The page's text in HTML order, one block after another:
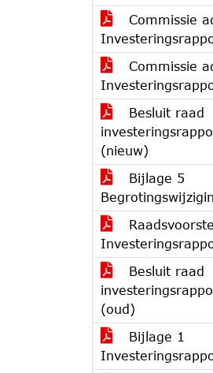
Commissie
Commissie
Besluit raad
(nieuw)
Bijlage 5
Besluit raad
(oud)
Bijlage 1